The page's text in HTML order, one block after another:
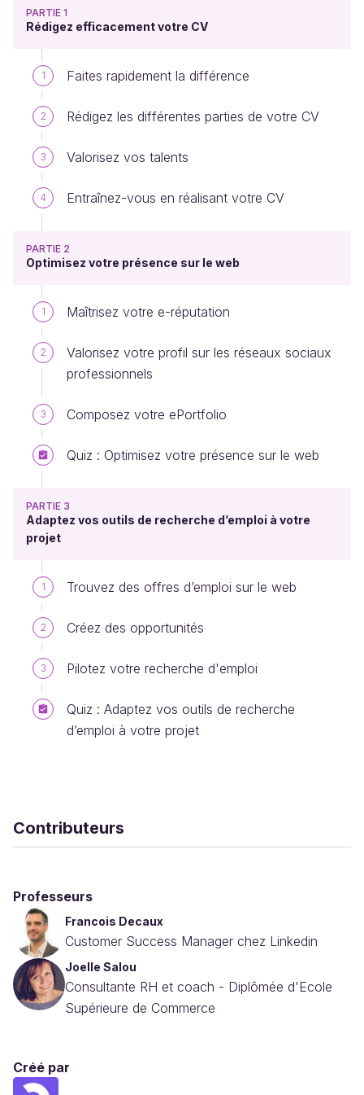
PARTIE 1
Rédigez efficacement votre CV
1 Faites rapidement la différence
2 Rédigez les différentes parties de votre CV
3 Valorisez vos talents
4 Entraînez-vous en réalisant votre CV
PARTIE 2
Optimisez votre présence sur le web
1 Maîtrisez votre e-réputation
2
Valorisez votre profil sur les réseaux sociaux
professionnels
3 Composez votre ePortfolio
Quiz : Optimisez votre présence sur le web
PARTIE 3
Adaptez vos outils de recherche d’emploi à votre
projet
1 Trouvez des offres d’emploi sur le web
2 Créez des opportunités
3 Pilotez votre recherche d'emploi
Quiz : Adaptez vos outils de recherche
d’emploi à votre projet
Contributeurs
Professeurs
Francois Decaux
Customer Success Manager chez Linkedin
Joelle Salou
Consultante RH et coach - Diplômée d'Ecole
Supérieure de Commerce
Créé par